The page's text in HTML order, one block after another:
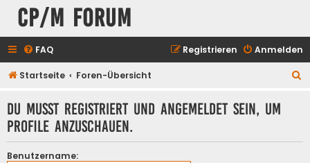
CP/M Forum
FAQ Anmelden
Registrieren
Startseite Foren-Übersicht
Du musst registriert und angemeldet sein, um
Profile anzuschauen.
Benutzername: